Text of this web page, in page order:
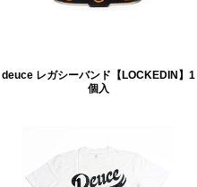
deuce レガシーバンド【LOCKEDIN】1
個入